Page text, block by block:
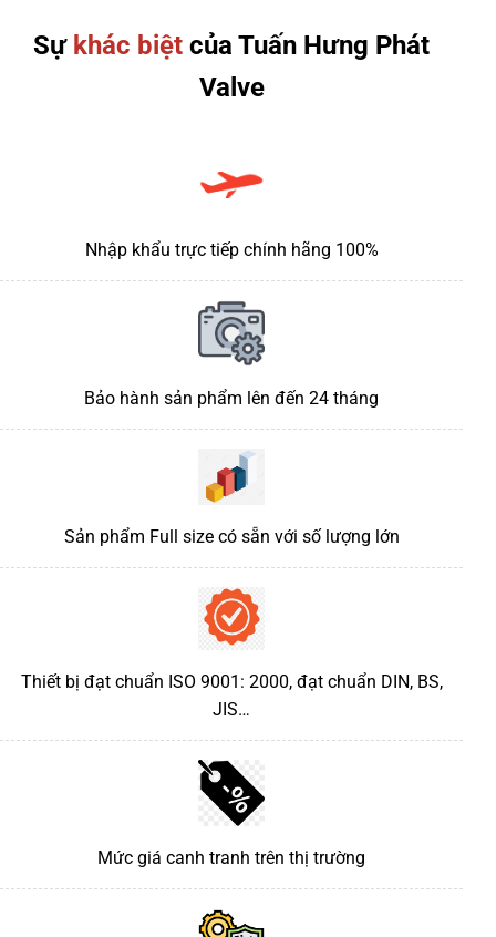
Sự khác biệt của Tuấn Hưng Phát
Valve
Nhập khẩu trực tiếp chính hãng 100%
Bảo hành sản phẩm lên đến 24 tháng
Sản phẩm Full size có sẵn với số lượng lớn
Thiết bị đạt chuẩn ISO 9001: 2000, đạt chuẩn DIN, BS,
JIS…
Mức giá canh tranh trên thị trường